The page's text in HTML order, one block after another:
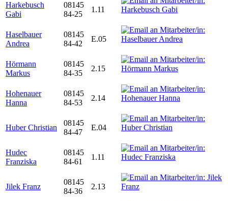
Harkebusch
Gabi
08145
84-25
1.11
Haselbauer
Andrea
08145
84-42
E.05
Hörmann
Markus
08145
84-35
2.15
Hohenauer
Hanna
08145
84-53
2.14
Huber Christian
08145
84-47
E.04
Hudec
Franziska
08145
84-61
1.11
Jilek Franz
08145
84-36
2.13